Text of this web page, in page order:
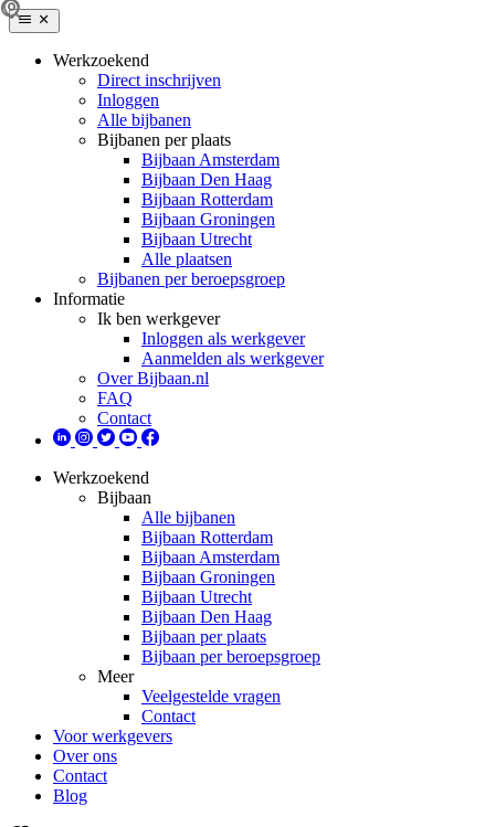
Werkzoekend
Direct inschrijven
Inloggen
Alle bijbanen
Bijbanen per plaats
Bijbaan Amsterdam
Bijbaan Den Haag
Bijbaan Rotterdam
Bijbaan Groningen
Bijbaan Utrecht
Alle plaatsen
Bijbanen per beroepsgroep
Informatie
Ik ben werkgever
Inloggen als werkgever
Aanmelden als werkgever
Over Bijbaan.nl
FAQ
Contact
Werkzoekend
Bijbaan
Alle bijbanen
Bijbaan Rotterdam
Bijbaan Amsterdam
Bijbaan Groningen
Bijbaan Utrecht
Bijbaan Den Haag
Bijbaan per plaats
Bijbaan per beroepsgroep
Meer
Veelgestelde vragen
Contact
Voor werkgevers
Over ons
Contact
Blog